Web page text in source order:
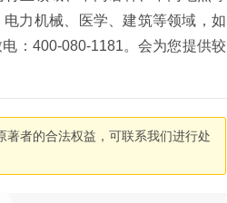
力机械、医学、建筑等领域，如
：400-080-1181。会为您提供较
著者的合法权益，可联系我们进行处